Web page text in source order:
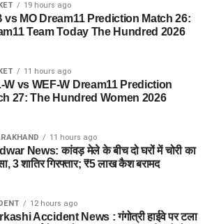
19 hours ago
vs MO Dream11 Prediction Match 26:
Team Today The Hundred 2026
11 hours ago
W vs WEF-W Dream11 Prediction
27: The Hundred Women 2026
11 hours ago
News: कांवड़ मेले के बीच दो घरों में चोरी का
3 शातिर गिरफ्तार; ₹5 लाख कैश बरामद
12 hours ago
Accident News : गंगोत्री हाईवे पर टला